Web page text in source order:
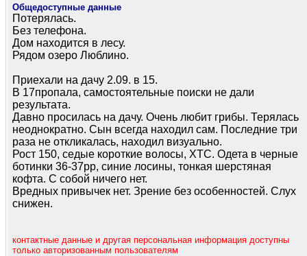
Общедоступные данные
Потерялась.
Без телефона.
Дом находится в лесу.
Рядом озеро Люблино.
Приехали на дачу 2.09. в 15.
В 17пропала, самостоятельные поиски не дали
результата.
Давно просилась на дачу. Очень любит грибы. Терялась
неоднократно. Сын всегда находил сам. Последние три
раза не откликалась, находил визуально.
Рост 150, седые короткие волосы, ХТС. Одета в черные
ботинки 36-37рр, синие лосины, тонкая шерстяная
кофта. С собой ничего нет.
Вредных привычек нет. Зрение без особенностей. Слух
снижен.
контактные данные и другая персональная информация доступны
только авторизованным пользователям